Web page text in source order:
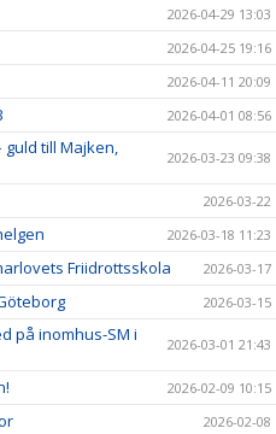
2026-04-29 13:03
2026-04-25 19:16
2026-04-11 20:09
2026-04-01 08:56
guld till Majken,
2026-03-23 09:38
2026-03-22
2026-03-18 11:23
Friidrottsskola 2026-03-17
2026-03-15
på inomhus-SM i
2026-03-01 21:43
2026-02-09 10:15
2026-02-08